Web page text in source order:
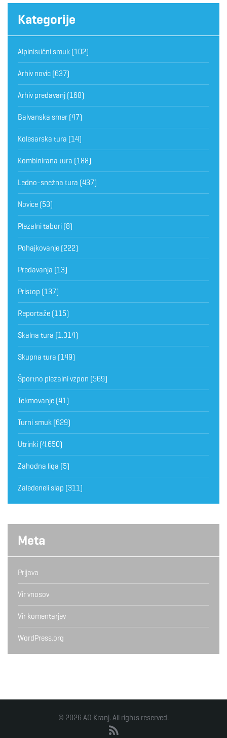
Kategorije
Alpinistični smuk (102)
Arhiv novic (637)
Arhiv predavanj (168)
Balvanska smer (47)
Kolesarska tura (14)
Kombinirana tura (188)
Ledno-snežna tura (437)
Novice (53)
Plezalni tabori (8)
Pohajkovanje (222)
Predavanja (13)
Pristop (137)
Reportaže (115)
Skalna tura (1.314)
Skupna tura (149)
Športno plezalni vzpon (569)
Tekmovanje (41)
Turni smuk (629)
Utrinki (4.650)
Zahodna liga (5)
Zaledeneli slap (311)
Meta
Prijava
Vir vnosov
Vir komentarjev
WordPress.org
© 2026 AO Kranj. All rights reserved.